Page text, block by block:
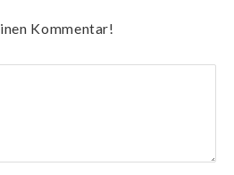
Kommentar!